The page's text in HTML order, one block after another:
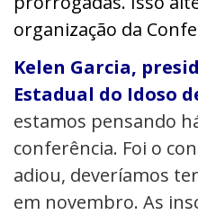
organização da
Kelen Garcia,
Estadual do Idoso
estamos pensando
conferência. Foi o
adiou, deveríamos
em novembro. As